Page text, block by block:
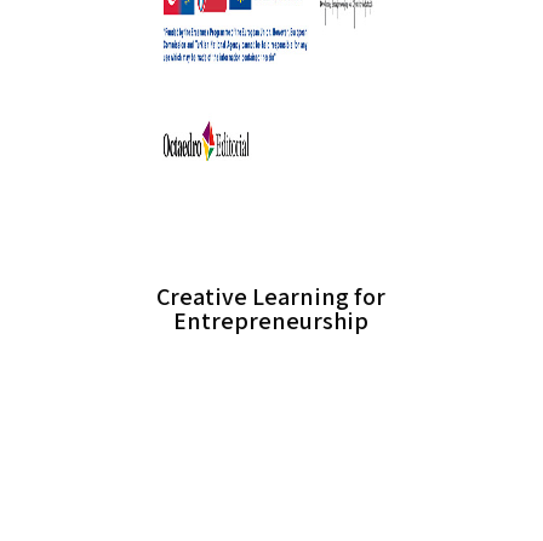
Creative Learning for
Entrepreneurship